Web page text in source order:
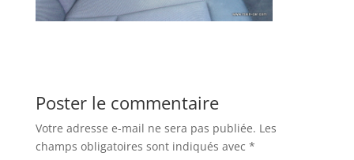
Poster le commentaire
Votre adresse e-mail ne sera pas publiée. Les
champs obligatoires sont indiqués avec *